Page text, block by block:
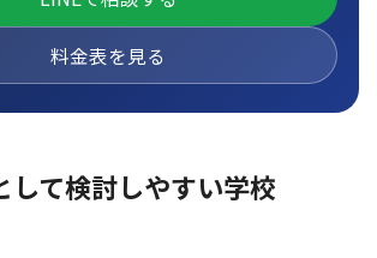
料金表を見る
して検討しやすい学校